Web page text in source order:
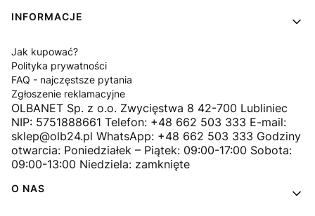
INFORMACJE
Jak kupować?
Polityka prywatności
FAQ - najczęstsze pytania
Zgłoszenie reklamacyjne
OLBANET Sp. z o.o. Zwycięstwa 8 42-700 Lubliniec
NIP: 5751888661 Telefon: +48 662 503 333 E-mail:
sklep@olb24.pl WhatsApp: +48 662 503 333 Godziny
otwarcia: Poniedziałek – Piątek: 09:00-17:00 Sobota:
09:00-13:00 Niedziela: zamknięte
O NAS